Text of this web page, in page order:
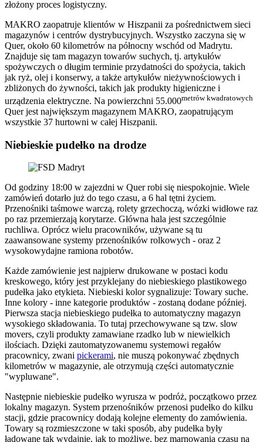
złożony proces logistyczny.
MAKRO zaopatruje klientów w Hiszpanii za pośrednictwem sieci
magazynów i centrów dystrybucyjnych. Wszystko zaczyna się w
Quer, około 60 kilometrów na północny wschód od Madrytu.
Znajduje się tam magazyn towarów suchych, tj. artykułów
spożywczych o długim terminie przydatności do spożycia, takich
jak ryż, olej i konserwy, a także artykułów nieżywnościowych i
zbliżonych do żywności, takich jak produkty higieniczne i
urządzenia elektryczne. Na powierzchni 55.000metrów kwadratowych
Quer jest największym magazynem MAKRO, zaopatrującym
wszystkie 37 hurtowni w całej Hiszpanii.
Niebieskie pudełko na drodze
Od godziny 18:00 w zajezdni w Quer robi się niespokojnie. Wiele
zamówień dotarło już do tego czasu, a 6 hal tętni życiem.
Przenośniki taśmowe warczą, rolety grzechoczą, wózki widłowe raz
po raz przemierzają korytarze. Główna hala jest szczególnie
ruchliwa. Oprócz wielu pracowników, używane są tu
zaawansowane systemy przenośników rolkowych - oraz 2
wysokowydajne ramiona robotów.
Każde zamówienie jest najpierw drukowane w postaci kodu
kreskowego, który jest przyklejany do niebieskiego plastikowego
pudełka jako etykieta. Niebieski kolor sygnalizuje: Towary suche.
Inne kolory - inne kategorie produktów - zostaną dodane później.
Pierwsza stacja niebieskiego pudełka to automatyczny magazyn
wysokiego składowania. To tutaj przechowywane są tzw. slow
movers, czyli produkty zamawiane rzadko lub w niewielkich
ilościach. Dzięki zautomatyzowanemu systemowi regałów
pracownicy, zwani pickerami, nie muszą pokonywać zbędnych
kilometrów w magazynie, ale otrzymują części automatycznie
"wypluwane".
Następnie niebieskie pudełko wyrusza w podróż, początkowo przez
lokalny magazyn. System przenośników przenosi pudełko do kilku
stacji, gdzie pracownicy dodają kolejne elementy do zamówienia.
Towary są rozmieszczone w taki sposób, aby pudełka były
ładowane tak wydajnie, jak to możliwe, bez marnowania czasu na